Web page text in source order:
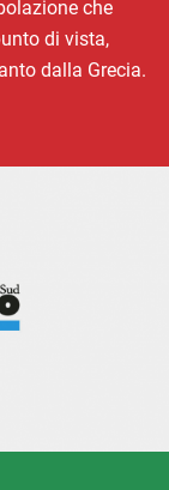
che
di vista,
dalla Grecia.